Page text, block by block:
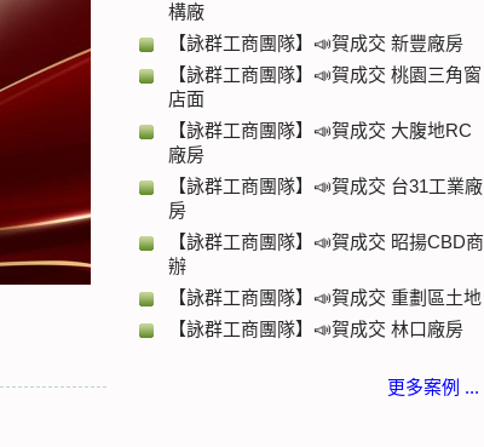
構廠
【詠群工商團隊】📣賀成交 新豐廠房
【詠群工商團隊】📣賀成交 桃園三角窗
店面
【詠群工商團隊】📣賀成交 大腹地RC
廠房
【詠群工商團隊】📣賀成交 台31工業廠
房
【詠群工商團隊】📣賀成交 昭揚CBD商
辦
【詠群工商團隊】📣賀成交 重劃區土地
【詠群工商團隊】📣賀成交 林口廠房
更多案例 ...